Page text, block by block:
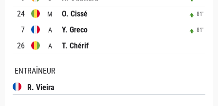
24 M O. Cissé 81'
7 A Y. Greco 81'
26 A T. Chérif
ENTRAÎNEUR
R. Vieira